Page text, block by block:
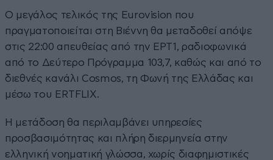
Ο μεγάλος τελικός της Eurovision που
πραγματοποιείται στη Βιέννη θα μεταδοθεί απόψε
στις 22:00 απευθείας από την ΕΡΤ1, ραδιοφωνικά
από το Δεύτερο Πρόγραμμα 103,7, καθώς και από το
διεθνές κανάλι Cosmos, τη Φωνή της Ελλάδας και
μέσω του ERTFLIX.
Η μετάδοση θα περιλαμβάνει υπηρεσίες
προσβασιμότητας και πλήρη διερμηνεία στην
ελληνική νοηματική γλώσσα, χωρίς διαφημιστικές